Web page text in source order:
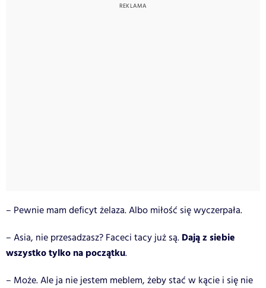
– Pewnie mam deficyt żelaza. Albo miłość się wyczerpała.
– Asia, nie przesadzasz? Faceci tacy już są. Dają z siebie
wszystko tylko na początku.
– Może. Ale ja nie jestem meblem, żeby stać w kącie i się nie